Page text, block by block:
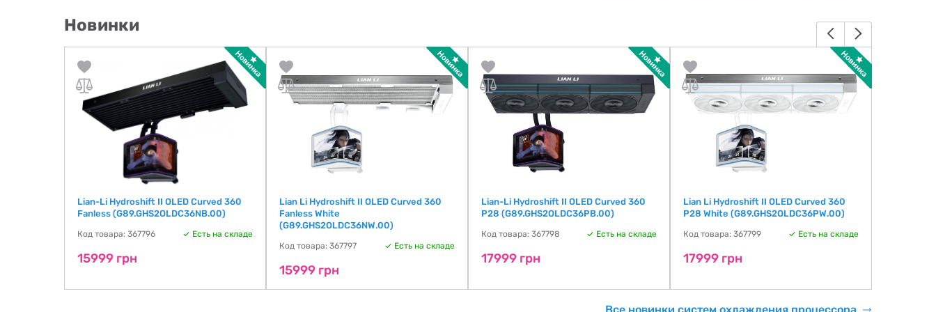
Новинки
Lian-Li Hydroshift II OLED Curved 360
Fanless (G89.GHS2OLDC36NB.00)
Код товара: 367796 Есть на складе
15999 грн
Lian Li Hydroshift II OLED Curved 360
Fanless White
(G89.GHS2OLDC36NW.00)
Код товара: 367797 Есть на складе
15999 грн
Lian-Li Hydroshift II OLED Curved 360
P28 (G89.GHS2OLDC36PB.00)
Код товара: 367798 Есть на складе
17999 грн
Lian Li Hydroshift II OLED Curved 360
P28 White (G89.GHS2OLDC36PW.00)
Код товара: 367799 Есть на складе
17999 грн